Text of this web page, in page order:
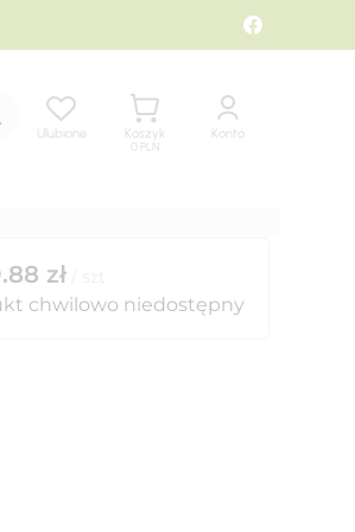
Ulubione
Koszyk
0 PLN
Konto
zł
chwilowo niedostępny